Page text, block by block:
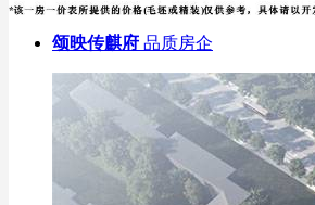
颂映传麒府 品质房企